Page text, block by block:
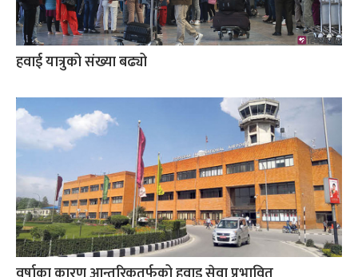
हवाई यात्रुको संख्या बढ्यो